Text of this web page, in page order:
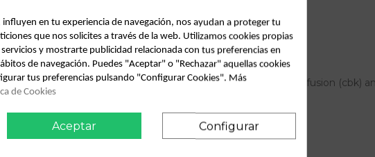
Descripción
Recambio de piloto trasero derecho para ford fusion (cbk)
en tu experiencia de navegación, nos ayudan a proteger tu
que nos solicites a través de la web. Utilizamos cookies propias
y mostrarte publicidad relacionada con tus preferencias en
de navegación. Puedes "Aceptar" o "Rechazar" aquellas cookies
tus preferencias pulsando "Configurar Cookies". Más
de Cookies
Aceptar Configurar